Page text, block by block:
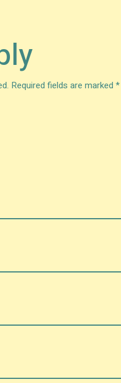
Required fields are marked *